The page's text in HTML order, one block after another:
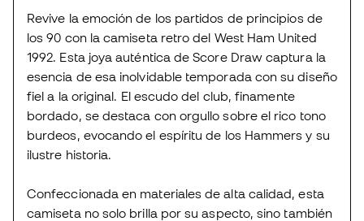
Revive la emoción de los partidos de principios de
los 90 con la camiseta retro del West Ham United
1992. Esta joya auténtica de Score Draw captura la
esencia de esa inolvidable temporada con su diseño
fiel a la original. El escudo del club, finamente
bordado, se destaca con orgullo sobre el rico tono
burdeos, evocando el espíritu de los Hammers y su
ilustre historia.
Confeccionada en materiales de alta calidad, esta
camiseta no solo brilla por su aspecto, sino también